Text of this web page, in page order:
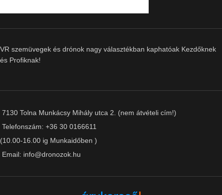
VR szemüvegek és drónok nagy választékban kaphatóak Kezdőknek
és Profiknak!
7130 Tolna Munkácsy Mihály utca 2. (nem átvételi cím!)
Telefonszám: +36 30 0166611
(10.00-16.00 ig Munkaidőben )
Email: info@dronozok.hu